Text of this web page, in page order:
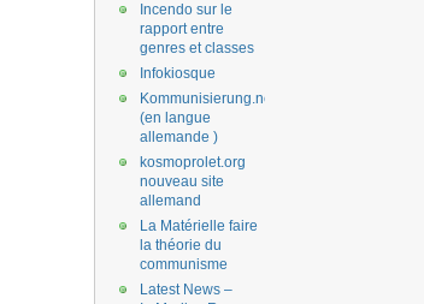
Incendo sur le
rapport entre
genres et classes
Infokiosque
Kommunisierung.net
(en langue
allemande )
kosmoprolet.org
nouveau site
allemand
La Matérielle faire
la théorie du
communisme
Latest News –